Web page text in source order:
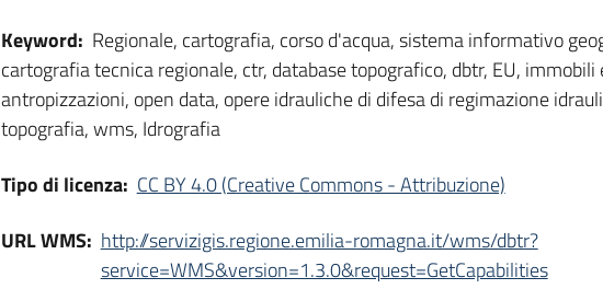
Keyword: Regionale, cartografia, corso d'acqua, sistema informativo
cartografia tecnica regionale, ctr, database topografico, dbtr, EU, immobili
antropizzazioni, open data, opere idrauliche di difesa di regimazione
topografia, wms, Idrografia
Tipo di licenza: CC BY 4.0 (Creative Commons - Attribuzione)
URL WMS: http://servizigis.regione.emilia-romagna.it/wms/dbtr?
service=WMS&version=1.3.0&request=GetCapabilities